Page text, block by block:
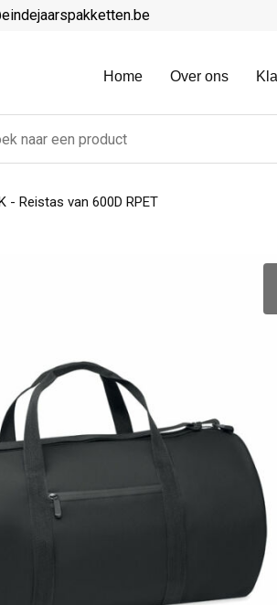
Home Over ons
- Reistas van 600D RPET